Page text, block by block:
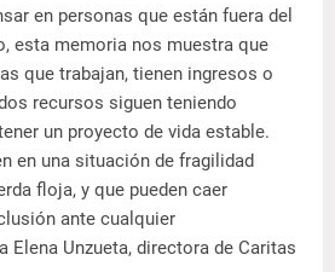
en personas que están fuera del
esta memoria nos muestra que
que trabajan, tienen ingresos o
recursos siguen teniendo
un proyecto de vida estable.
en una situación de fragilidad
floja, y que pueden caer
ante cualquier
Elena Unzueta, directora de Caritas